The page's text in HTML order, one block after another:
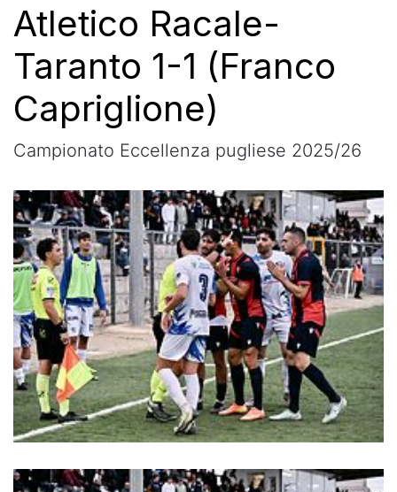
Atletico Racale-
Taranto 1-1 (Franco
Capriglione)
Campionato Eccellenza pugliese 2025/26